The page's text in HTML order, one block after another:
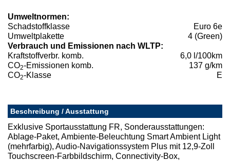
Umweltnormen:
Schadstoffklasse
Euro 6e
Umweltplakette
4 (Green)
Verbrauch und Emissionen nach WLTP:
Kraftstoffverbr. komb.
6,0 l/100km
CO2-Emissionen komb.
137 g/km
CO2-Klasse E
Beschreibung / Ausstattung
Exklusive Sportausstattung FR, Sonderausstattungen:
Ablage-Paket, Ambiente-Beleuchtung Smart Ambient Light
(mehrfarbig), Audio-Navigationssystem Plus mit 12,9-Zoll
Touchscreen-Farbbildschirm, Connectivity-Box,